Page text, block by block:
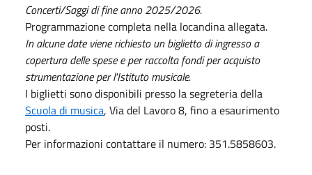
Concerti/Saggi di fine anno 2025/2026.
Programmazione completa nella locandina allegata.
In alcune date viene richiesto un biglietto di ingresso a
copertura delle spese e per raccolta fondi per acquisto
strumentazione per l'Istituto musicale.
I biglietti sono disponibili presso la segreteria della
Scuola di musica, Via del Lavoro 8, fino a esaurimento
posti.
Per informazioni contattare il numero: 351.5858603.